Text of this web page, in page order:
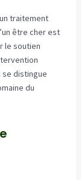
traitement
être cher est
le soutien
se distingue
du